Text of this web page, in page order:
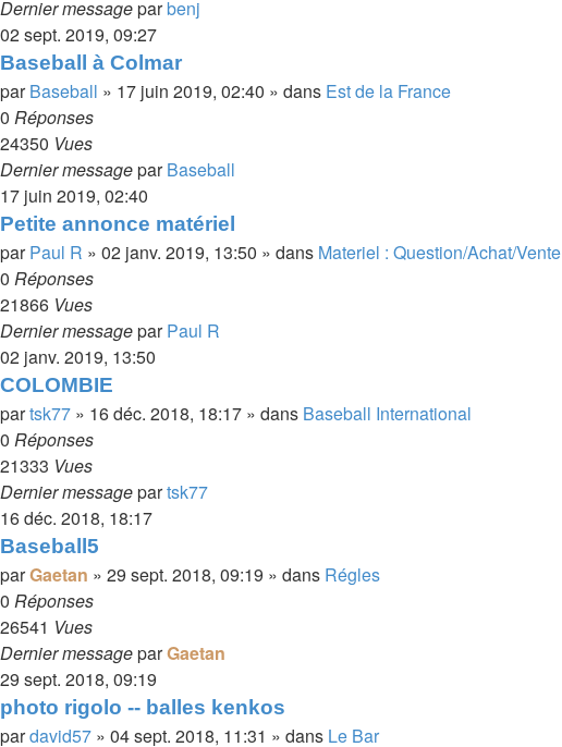
Dernier messageparbenj
02 sept. 2019, 09:27
Baseball à Colmar
parBaseball » 17 juin 2019, 02:40 » dans Est de la France
0 Réponses
24350 Vues
Dernier messageparBaseball
17 juin 2019, 02:40
Petite annonce matériel
parPaul R » 02 janv. 2019, 13:50 » dans Materiel : Question/Achat/Vente
0 Réponses
21866 Vues
Dernier messageparPaul R
02 janv. 2019, 13:50
COLOMBIE
partsk77 » 16 déc. 2018, 18:17 » dans Baseball International
0 Réponses
21333 Vues
Dernier messagepartsk77
16 déc. 2018, 18:17
Baseball5
parGaetan » 29 sept. 2018, 09:19 » dans Régles
0 Réponses
26541 Vues
Dernier messageparGaetan
29 sept. 2018, 09:19
photo rigolo -- balles kenkos
pardavid57 » 04 sept. 2018, 11:31 » dans Le Bar